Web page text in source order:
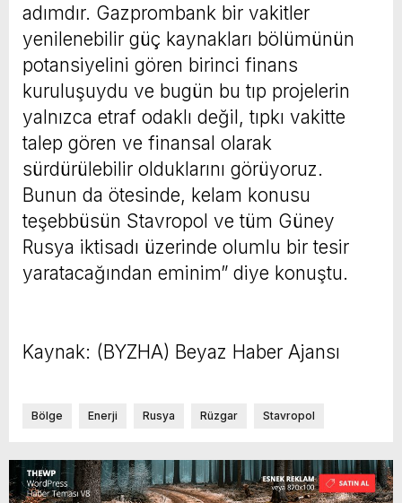
adımdır. Gazprombank bir vakitler
yenilenebilir güç kaynakları bölümünün
potansiyelini gören birinci finans
kuruluşuydu ve bugün bu tıp projelerin
yalnızca etraf odaklı değil, tıpkı vakitte
talep gören ve finansal olarak
sürdürülebilir olduklarını görüyoruz.
Bunun da ötesinde, kelam konusu
teşebbüsün Stavropol ve tüm Güney
Rusya iktisadı üzerinde olumlu bir tesir
yaratacağından eminim” diye konuştu.
Kaynak: (BYZHA) Beyaz Haber Ajansı
Bölge Enerji Rusya Rüzgar Stavropol